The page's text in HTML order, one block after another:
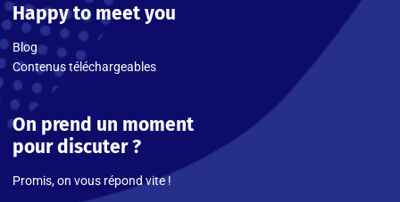
Happy to meet you
Blog
Contenus téléchargeables
On prend un moment
pour discuter ?
Promis, on vous répond vite !